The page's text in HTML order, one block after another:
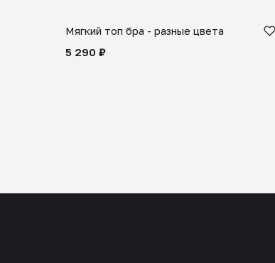
Мягкий топ бра - разные цвета
5 290 ₽